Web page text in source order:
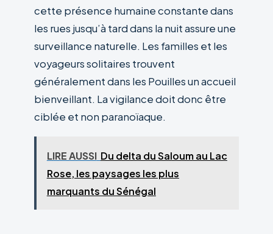
cette présence humaine constante dans
les rues jusqu’à tard dans la nuit assure une
surveillance naturelle. Les familles et les
voyageurs solitaires trouvent
généralement dans les Pouilles un accueil
bienveillant. La vigilance doit donc être
ciblée et non paranoïaque.
LIRE AUSSI Du delta du Saloum au Lac
Rose, les paysages les plus
marquants du Sénégal